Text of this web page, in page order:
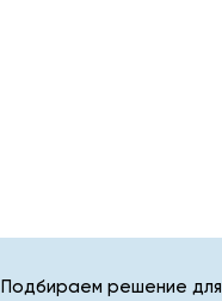
Подбираем решение для